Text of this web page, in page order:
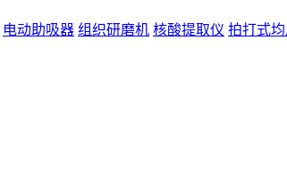
电动助吸器 组织研磨机 核酸提取仪 拍打式